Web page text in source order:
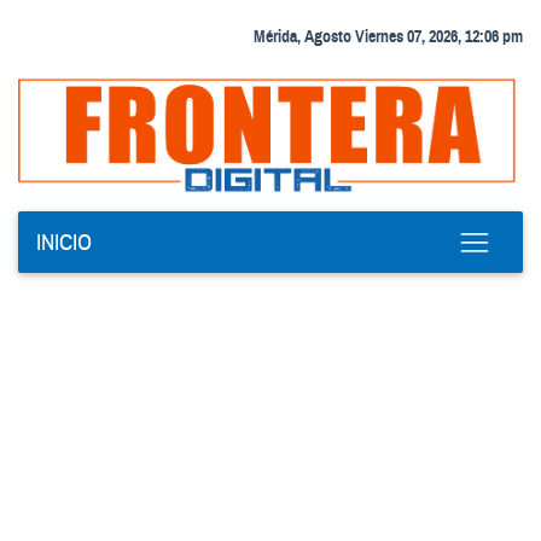
Mérida, Agosto Viernes 07, 2026, 12:06 pm
INICIO